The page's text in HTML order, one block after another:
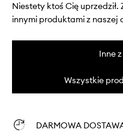
Niestety ktoś Cię
innymi produktami z naszej
Inne
Wszystkie
DARMOWA